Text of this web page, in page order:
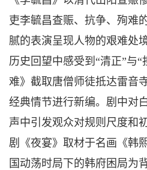
吏李毓昌查赈、抗争、殉难
腻的表演呈现人物的艰难处
历史回望中感受到“清正”与
难》截取唐僧师徒抵达雷音
经典情节进行新编。剧中对
声中引发观众对规则尺度和
剧《夜宴》取材于名画《韩
国动荡时局下的韩府困局为